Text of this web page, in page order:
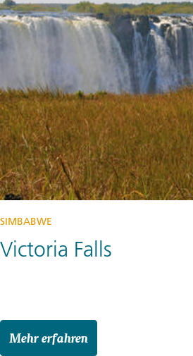
SIMBABWE
Victoria Falls
Mehr erfahren